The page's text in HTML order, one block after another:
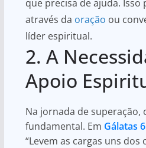
que precisa de ajuda. Isso
através da oração ou
líder espiritual.
2. A
Apoio
Na jornada de superação,
fundamental. Em Gálatas
“Levem as cargas uns dos